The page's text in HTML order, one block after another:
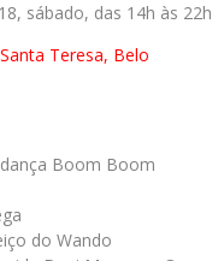
sábado, das 14h às 22h
Teresa, Belo
Boom Boom
do Wando